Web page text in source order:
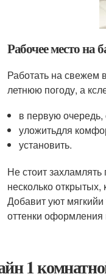
Рабочее место на
Работать на свежем
летнюю погоду, а
в первую очередь,
уложитьдля
установить.
Не стоит
несколько
Добавит уют
оттенки
1